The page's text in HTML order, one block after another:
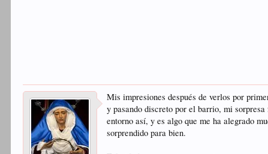
Mis impresiones después de verlos por
y pasando discreto por el barrio, mi
entorno así, y es algo que me ha alegrado
sorprendido para bien.